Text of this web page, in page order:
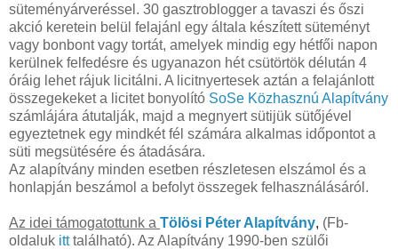
süteményárveréssel. 30 gasztroblogger a tavaszi és őszi
akció keretein belül felajánl egy általa készített süteményt
vagy bonbont vagy tortát, amelyek mindig egy hétfői napon
kerülnek felfedésre és ugyanazon hét csütörtök délután 4
óráig lehet rájuk licitálni. A licitnyertesek aztán a felajánlott
összegekeket a licitet bonyolító SoSe Közhasznú Alapítvány
számlájára átutalják, majd a megnyert sütijük sütőjével
egyeztetnek egy mindkét fél számára alkalmas időpontot a
süti megsütésére és átadására.
Az alapítvány minden esetben részletesen elszámol és a
honlapján beszámol a befolyt összegek felhasználásáról.
Az idei támogatottunk a Tölösi Péter Alapítvány, (Fb-
oldaluk itttalálható). Az Alapítvány 1990-ben szülői